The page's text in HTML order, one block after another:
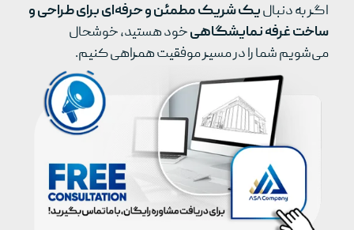
اگر به دنبالیک شریک مطمئن و حرفه‌ای برای طراحی و
ساخت غرفه نمایشگاهیخود هستید، خوشحال
می‌شویم شما را در مسیر موفقیت همراهی کنیم.